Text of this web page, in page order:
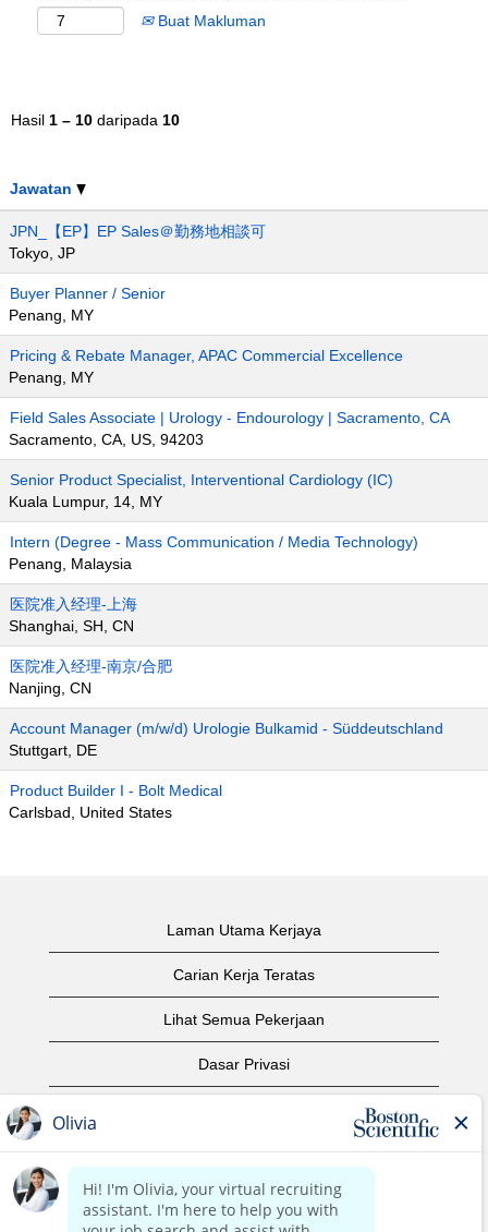
Buat Makluman
Hasil 1 – 10 daripada 10
Jawatan
JPN_【EP】EP Sales＠勤務地相談可
Tokyo, JP
Buyer Planner / Senior
Penang, MY
Pricing & Rebate Manager, APAC Commercial Excellence
Penang, MY
Field Sales Associate | Urology - Endourology | Sacramento, CA
Sacramento, CA, US, 94203
Senior Product Specialist, Interventional Cardiology (IC)
Kuala Lumpur, 14, MY
Intern (Degree - Mass Communication / Media Technology)
Penang, Malaysia
医院准入经理-上海
Shanghai, SH, CN
医院准入经理-南京/合肥
Nanjing, CN
Account Manager (m/w/d) Urologie Bulkamid - Süddeutschland
Stuttgart, DE
Product Builder I - Bolt Medical
Carlsbad, United States
Laman Utama Kerjaya
Carian Kerja Teratas
Lihat Semua Pekerjaan
Dasar Privasi
Notis Hak Cipta
Hubungi Kami